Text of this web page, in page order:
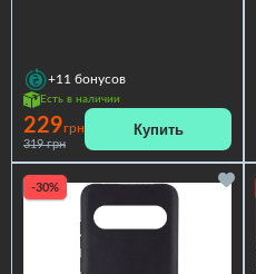
+11 бонусов
Есть в наличии
229грн
319 грн
Купить
-30%